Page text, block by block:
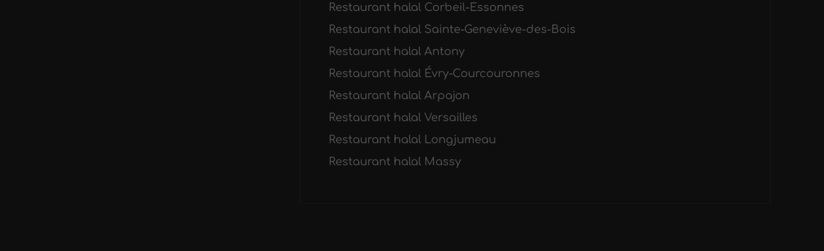
Restaurant halal Corbeil-Essonnes
Restaurant halal Sainte-Geneviève-des-Bois
Restaurant halal Antony
Restaurant halal Évry-Courcouronnes
Restaurant halal Arpajon
Restaurant halal Versailles
Restaurant halal Longjumeau
Restaurant halal Massy